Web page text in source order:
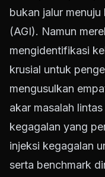
bukan jalur
(AGI). Namun
mengidentifikasi
krusial untuk
mengusulkan
akar masalah
kegagalan yang
injeksi kegagalan
serta benchmark